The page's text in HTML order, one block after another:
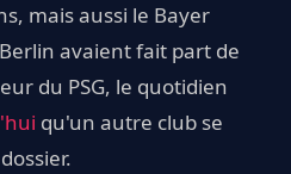
mais aussi le Bayer
avaient fait part de
du PSG, le quotidien
qu'un autre club se